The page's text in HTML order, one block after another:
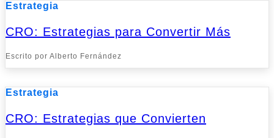
Estrategia
CRO: Estrategias para Convertir Más
Escrito por Alberto Fernández
Estrategia
CRO: Estrategias que Convierten